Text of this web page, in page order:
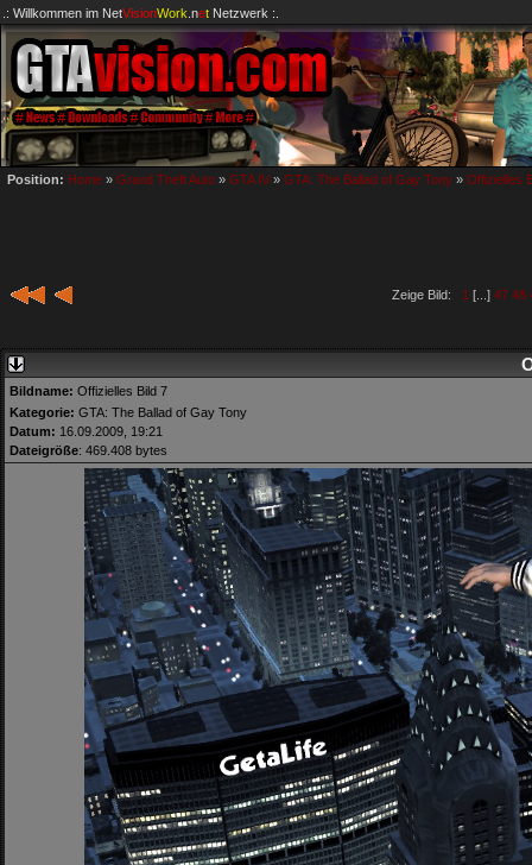
.: Willkommen im NetVisionWork .netNetzwerk :.
Position: Home » Grand Theft Auto » GTA IV » GTA: The Ballad of Gay Tony » Offizielles
Zeige Bild: 1 [...] 47 48
Bildname: Offizielles Bild 7
Kategorie: GTA: The Ballad of Gay Tony
Datum: 16.09.2009, 19:21
Dateigröße: 469.408 bytes